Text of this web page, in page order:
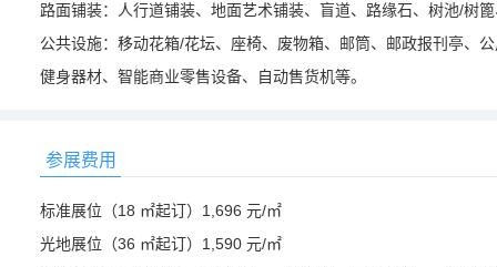
路面铺装：人行道铺装、地面艺术铺装、盲道、路缘石、树池/树
公共设施：移动花箱/花坛、座椅、废物箱、邮筒、邮政报刊亭、
健身器材、智能商业零售设备、自动售货机等。
参展费用
标准展位（18 ㎡起订）1,696 元/㎡
光地展位（36 ㎡起订）1,590 元/㎡